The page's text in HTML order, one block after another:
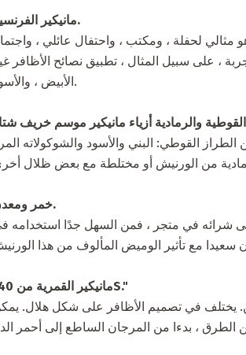
مانيكير الفرنسية.
مثالي لحفلة ، ومكتب ، واحتفال عائلي ،
، على سبيل المثال ، تطبيق نصائح الأظافر
الأبيض ، والأسود.
خمر ومعدن.
شرائه في متجر ، فمن السهل جدًا استخدامه
"مانيكير القمرية من 40S."
يختلف في تصميم الأظافر على شكل هلال.